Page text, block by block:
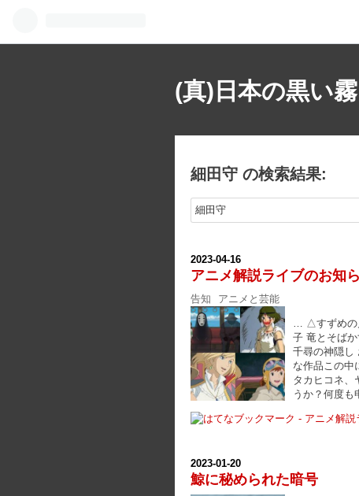
(真)日本の黒い霧
細田守 の検索結果:
2023-04-16
アニメ解説ライブのお知
告知 アニメと芸能
… △すずめの
子 竜とそば
千尋の神隠
な作品この中
タカヒコネ、
うか？何度も
2023-01-20
鯨に秘められた暗号